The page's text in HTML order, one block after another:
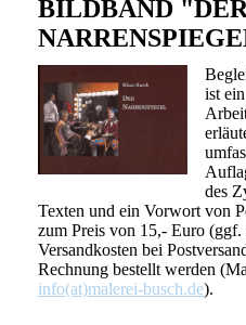
BILDBAND "DER
ist
des
Texten und ein Vorwort von
zum Preis von 15,- Euro
Versandkosten bei
Rechnung bestellt werden
info(at)malerei-busch.de).